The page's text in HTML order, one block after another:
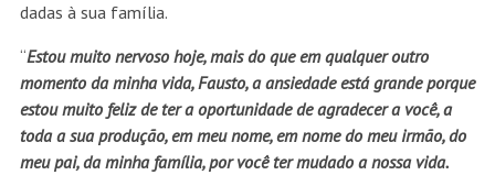
dadas à sua família.
“Estou muito nervoso hoje, mais do que em qualquer outro
momento da minha vida, Fausto, a ansiedade está grande porque
estou muito feliz de ter a oportunidade de agradecer a você, a
toda a sua produção, em meu nome, em nome do meu irmão, do
meu pai, da minha família, por você ter mudado a nossa vida.